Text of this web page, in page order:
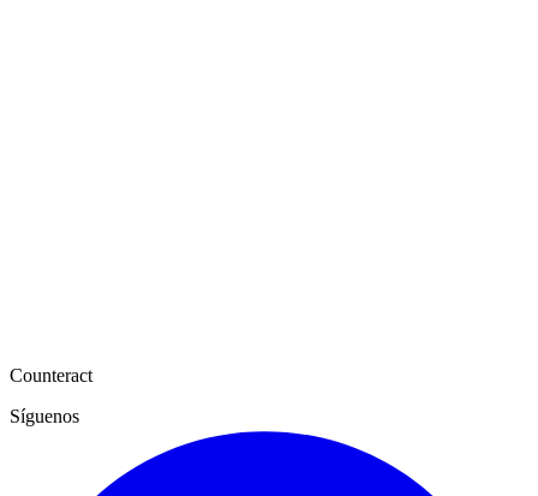
Counteract
Síguenos